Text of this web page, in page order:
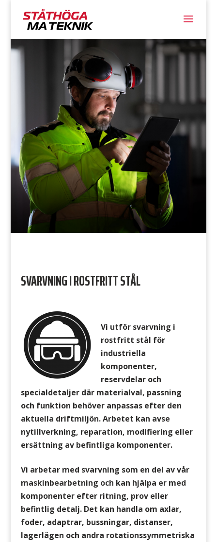
SVARVNING I ROSTFRITT STÅL
Vi utför svarvning i
rostfritt stål för
industriella
komponenter,
reservdelar och
specialdetaljer där materialval, passning
och funktion behöver anpassas efter den
aktuella driftmiljön. Arbetet kan avse
nytillverkning, reparation, modifiering eller
ersättning av befintliga komponenter.
Vi arbetar med svarvning som en del av vår
maskinbearbetning och kan hjälpa er med
komponenter efter ritning, prov eller
befintlig detalj. Det kan handla om axlar,
foder, adaptrar, bussningar, distanser,
lagerlägen och andra rotationssymmetriska